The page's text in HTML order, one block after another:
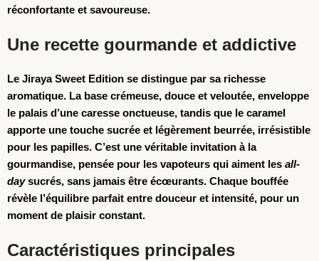
réconfortante et savoureuse.
Une recette gourmande et addictive
Le Jiraya Sweet Edition se distingue par sa richesse
aromatique. La base crémeuse, douce et veloutée, enveloppe
le palais d’une caresse onctueuse, tandis que le caramel
apporte une touche sucrée et légèrement beurrée, irrésistible
pour les papilles. C’est une véritable invitation à la
gourmandise, pensée pour les vapoteurs qui aiment les all-
daysucrés, sans jamais être écœurants. Chaque bouffée
révèle l’équilibre parfait entre douceur et intensité, pour un
moment de plaisir constant.
Caractéristiques principales